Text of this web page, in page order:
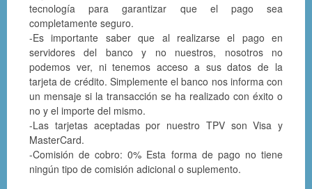
tecnología para garantizar que el pago sea
completamente seguro.
-Es importante saber que al realizarse el pago en
servidores del banco y no nuestros, nosotros no
podemos ver, ni tenemos acceso a sus datos de la
tarjeta de crédito. Simplemente el banco nos informa con
un mensaje si la transacción se ha realizado con éxito o
no y el importe del mismo.
-Las tarjetas aceptadas por nuestro TPV son Visa y
MasterCard.
-Comisión de cobro: 0% Esta forma de pago no tiene
ningún tipo de comisión adicional o suplemento.